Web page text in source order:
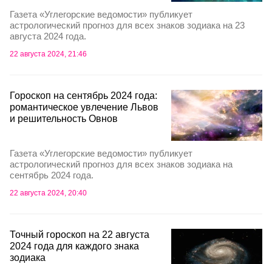
Газета «Углегорские ведомости» публикует
астрологический прогноз для всех знаков зодиака на 23
августа 2024 года.
22 августа 2024, 21:46
Гороскоп на сентябрь 2024 года:
романтическое увлечение Львов
и решительность Овнов
Газета «Углегорские ведомости» публикует
астрологический прогноз для всех знаков зодиака на
сентябрь 2024 года.
22 августа 2024, 20:40
Точный гороскоп на 22 августа
2024 года для каждого знака
зодиака